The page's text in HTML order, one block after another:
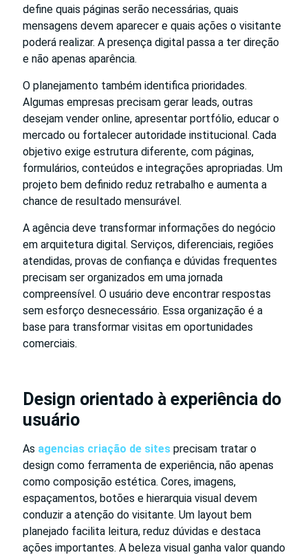
define quais páginas serão necessárias, quais
mensagens devem aparecer e quais ações o visitante
poderá realizar. A presença digital passa a ter direção
e não apenas aparência.
O planejamento também identifica prioridades.
Algumas empresas precisam gerar leads, outras
desejam vender online, apresentar portfólio, educar o
mercado ou fortalecer autoridade institucional. Cada
objetivo exige estrutura diferente, com páginas,
formulários, conteúdos e integrações apropriadas. Um
projeto bem definido reduz retrabalho e aumenta a
chance de resultado mensurável.
A agência deve transformar informações do negócio
em arquitetura digital. Serviços, diferenciais, regiões
atendidas, provas de confiança e dúvidas frequentes
precisam ser organizados em uma jornada
compreensível. O usuário deve encontrar respostas
sem esforço desnecessário. Essa organização é a
base para transformar visitas em oportunidades
comerciais.
Design orientado à experiência do
usuário
As agencias criação de sites precisam tratar o
design como ferramenta de experiência, não apenas
como composição estética. Cores, imagens,
espaçamentos, botões e hierarquia visual devem
conduzir a atenção do visitante. Um layout bem
planejado facilita leitura, reduz dúvidas e destaca
ações importantes. A beleza visual ganha valor quando